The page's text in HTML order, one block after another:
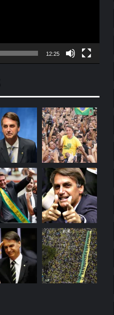
12:25